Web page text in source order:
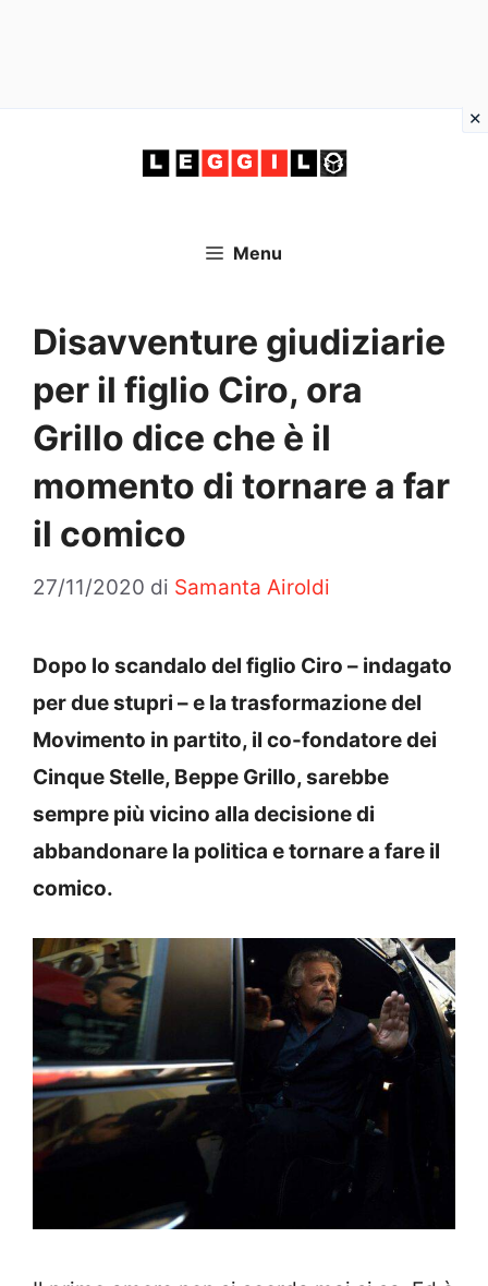
Menu
Disavventure giudiziarie
per il figlio Ciro, ora
Grillo dice che è il
momento di tornare a far
il comico
27/11/2020 di Samanta Airoldi
Dopo lo scandalo del figlio Ciro – indagato
per due stupri – e la trasformazione del
Movimento in partito, il co-fondatore dei
Cinque Stelle, Beppe Grillo, sarebbe
sempre più vicino alla decisione di
abbandonare la politica e tornare a fare il
comico.